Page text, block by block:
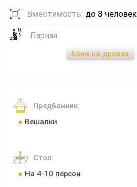
Вместимость: до 8 человек
Парная:
Баня на дровах
Предбанник:
Вешалки
Стол:
На 4-10 персон